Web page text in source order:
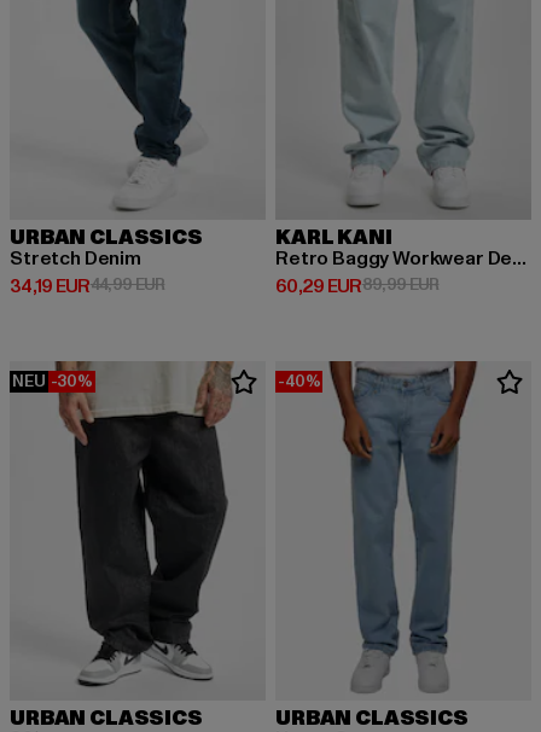
URBAN CLASSICS
Stretch Denim
34,19 EUR
Derzeitiger Preis: 34,19 EUR
44,99 EURAktionspreis: 44,99 EUR
KARL KANI
Retro Baggy Workwear Denim Loose Fit
60,29 EUR
Derzeitiger Preis: 60,29 EUR
89,99 EURAktionspreis:
NEU -30%
URBAN CLASSICS
-40%
URBAN CLASSICS